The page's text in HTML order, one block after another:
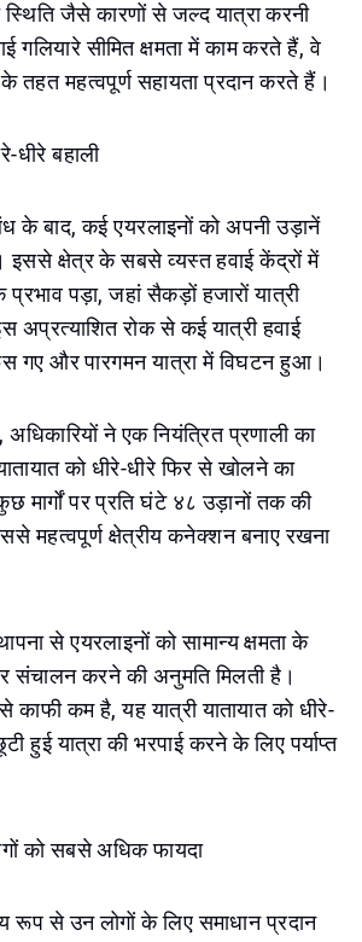
स्थिति जैसे कारणों से जल्द यात्रा करनी
गलियारे सीमित क्षमता में काम करते हैं, वे
के तहत महत्वपूर्ण सहायता प्रदान करते हैं।
धीरे बहाली
के बाद, कई एयरलाइनों को अपनी उड़ानें
इससे क्षेत्र के सबसे व्यस्त हवाई केंद्रों में
पड़ा, जहां सैकड़ों हजारों यात्री
अप्रत्याशित रोक से कई यात्री हवाई
गए और पारगमन यात्रा में विघटन हुआ।
ने एक नियंत्रित प्रणाली का
को धीरे-धीरे फिर से खोलने का
मार्गों पर प्रति घंटे ४८ उड़ानों तक की
महत्वपूर्ण क्षेत्रीय कनेक्शन बनाए रखना
से एयरलाइनों को सामान्य क्षमता के
संचालन करने की अनुमति मिलती है।
काफी कम है, यह यात्री यातायात को धीरे-
हुई यात्रा की भरपाई करने के लिए पर्याप्त
को सबसे अधिक फायदा
रूप से उन लोगों के लिए समाधान प्रदान